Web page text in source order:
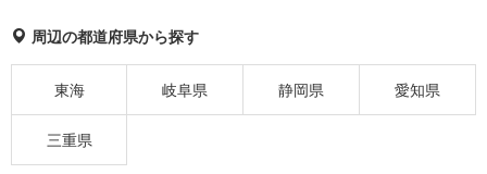
周辺の都道府県から探す
東海 岐阜県 静岡県 愛知県
三重県